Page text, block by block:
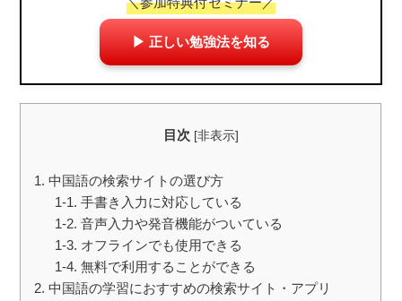
▶ 正しい勉強法を知る
目次 [非表示]
1. 中国語の検索サイトの選び方
1-1. 手書き入力に対応している
1-2. 音声入力や発音機能がついている
1-3. オフラインでも使用できる
1-4. 無料で利用することができる
2. 中国語の学習におすすめの検索サイト・アプリ